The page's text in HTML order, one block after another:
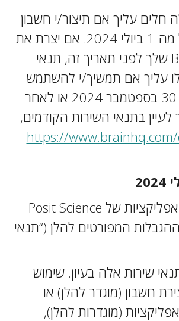
חלים עליך אם תיצור/י חשבון
BrainHQ החל מה-1 ביולי 2024. אם יצרת את
חשבון BrainHQ שלך לפני תאריך זה, תנאי
עליך אם תמשיך/י להשתמש
בחשבון שלך ב-30 בספטמבר 2024 או לאחר
לעיין בתנאי השירות הקודמים,
https://
השימוש שלך באפליקציות של Posit Science
המפורטים להלן (“תנאי
שירות אלה בעיון. שימוש
חשבון (מוגדר להלן) או
(מוגדרות להלן),